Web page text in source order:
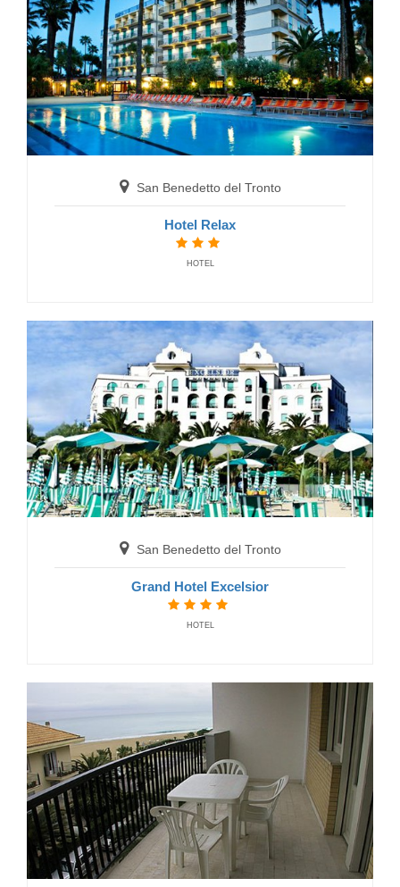
San Benedetto del Tronto
Hotel Relax
HOTEL
San Benedetto del Tronto
Grand Hotel Excelsior
HOTEL